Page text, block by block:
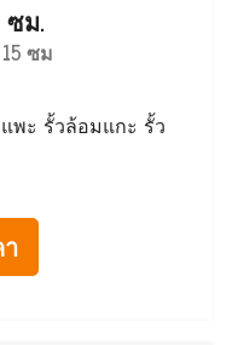
ม.
ซม
พะ รั้วล้อมแกะ รั้ว